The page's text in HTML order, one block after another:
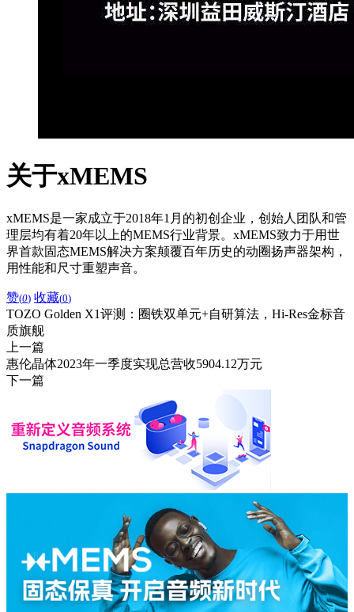
关于xMEMS
xMEMS是一家成立于2018年1月的初创企业，创始人团队和管
理层均有着20年以上的MEMS行业背景。xMEMS致力于用世
界首款固态MEMS解决方案颠覆百年历史的动圈扬声器架构，
用性能和尺寸重塑声音。
赞(0) 收藏(0)
TOZO Golden X1评测：圈铁双单元+自研算法，Hi-Res金标音
质旗舰
上一篇
惠伦晶体2023年一季度实现总营收5904.12万元
下一篇